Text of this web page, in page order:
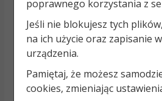
poprawnego korzystania z
Jeśli nie blokujesz tych
na ich użycie oraz zapisanie
urządzenia.
Pamiętaj, że możesz
cookies, zmieniając